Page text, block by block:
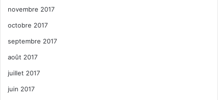
novembre 2017
octobre 2017
septembre 2017
août 2017
juillet 2017
juin 2017